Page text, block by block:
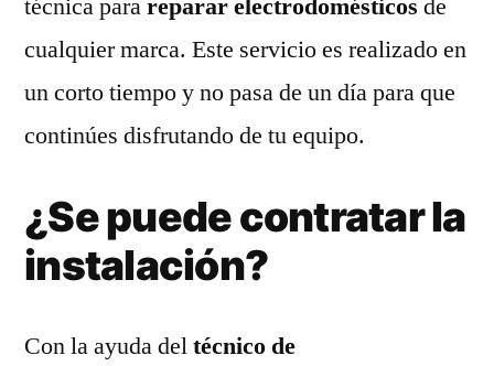
cualquier marca. Este servicio es realizado en
un corto tiempo y no pasa de un día para que
continúes disfrutando de tu equipo.
¿Se puede contratar la
instalación?
Con la ayuda deltécnico de